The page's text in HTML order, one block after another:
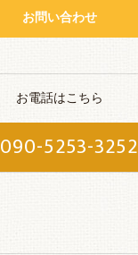
お問い合わせ
お電話はこちら
090-5253-3252